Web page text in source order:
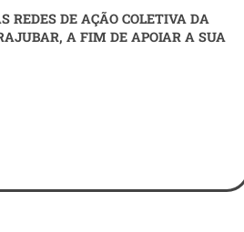
REDES DE AÇÃO COLETIVA DA
A FIM DE APOIAR A SUA